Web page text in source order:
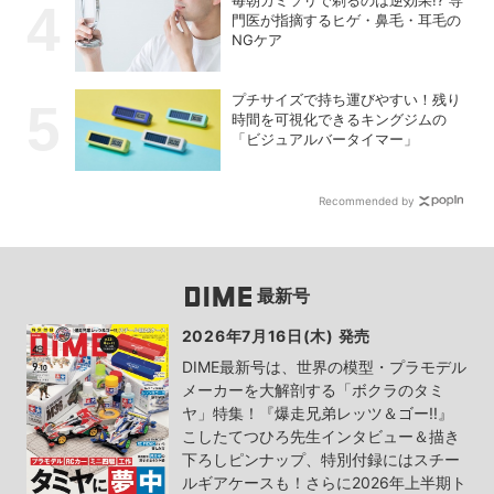
門医が指摘するヒゲ・鼻毛・耳毛の
NGケア
プチサイズで持ち運びやすい！残り
時間を可視化できるキングジムの
「ビジュアルバータイマー」
Recommended by
最新号
2026年7月16日(木) 発売
DIME最新号は、世界の模型・プラモデル
メーカーを大解剖する「ボクラのタミ
ヤ」特集！『爆走兄弟レッツ＆ゴー!!』
こしたてつひろ先生インタビュー＆描き
下ろしピンナップ、特別付録にはスチー
ルギアケースも！さらに2026年上半期ト